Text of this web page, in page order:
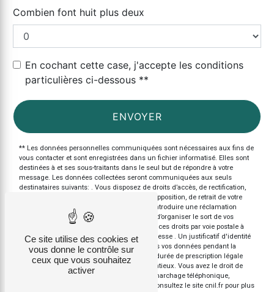
Combien font huit plus deux
En cochant cette case, j'accepte les conditions
particulières ci-dessous **
ENVOYER
** Les données personnelles communiquées sont nécessaires aux fins de
vous contacter et sont enregistrées dans un fichier informatisé. Elles sont
destinées à et ses sous-traitants dans le seul but de répondre à votre
message. Les données collectées seront communiquées aux seuls
destinataires suivants: . Vous disposez de droits d’accès, de rectification,
d’effacement, de portabilité, de limitation, d’opposition, de retrait de votre
consentement à tout moment et du droit d’introduire une réclamation
auprès d’une autorité de contrôle, ainsi que d’organiser le sort de vos
données post-mortem. Vous pouvez exercer ces droits par voie postale à
l'adresse ou par courrier électronique à l'adresse . Un justificatif d'identité
pourra vous être demandé. Nous conservons vos données pendant la
période de prise de contact puis pendant la durée de prescription légale
aux fins probatoires et de gestion des contentieux. Vous avez le droit de
vous inscrire sur la liste d'opposition au démarchage téléphonique,
. Consultez le site cnil.fr pour plus
Ce site utilise des cookies et
vous donne le contrôle sur
ceux que vous souhaitez
activer